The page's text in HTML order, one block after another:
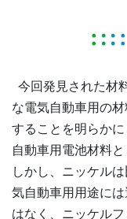
今回発見された材
な電気自動車用の
することを明らか
自動車用電池材料
しかし、ニッケル
気自動車用用途に
はなく、ニッケル